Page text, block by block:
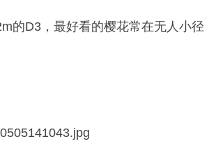
的D3，最好看的樱花常在无人小径